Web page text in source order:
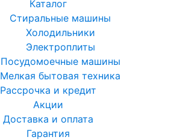
Каталог
Стиральные машины
Холодильники
Электроплиты
Посудомоечные машины
Мелкая бытовая техника
Рассрочка и кредит
Акции
Доставка и оплата
Гарантия